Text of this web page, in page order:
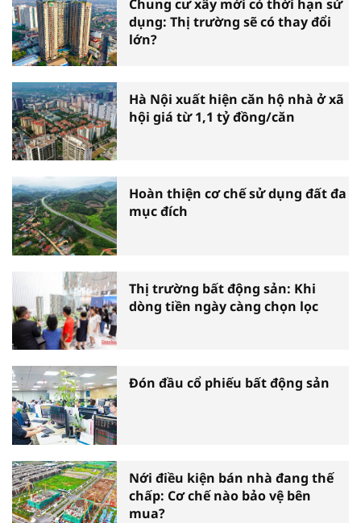
Chung cư xây mới có thời hạn sử
dụng: Thị trường sẽ có thay đổi
lớn?
Hà Nội xuất hiện căn hộ nhà ở xã
hội giá từ 1,1 tỷ đồng/căn
Hoàn thiện cơ chế sử dụng đất đa
mục đích
Thị trường bất động sản: Khi
dòng tiền ngày càng chọn lọc
Đón đầu cổ phiếu bất động sản
Nới điều kiện bán nhà đang thế
chấp: Cơ chế nào bảo vệ bên
mua?